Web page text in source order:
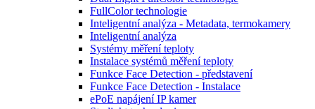
FullColor technologie
Inteligentní analýza - Metadata, termokamery
Inteligentní analýza
Systémy měření teploty
Instalace systémů měření teploty
Funkce Face Detection - představení
Funkce Face Detection - Instalace
ePoE napájení IP kamer